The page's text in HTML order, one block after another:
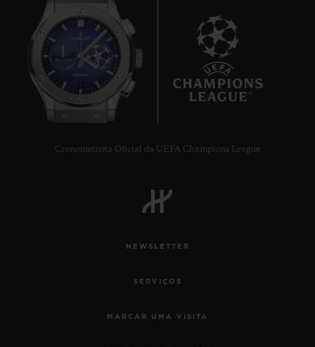
Cronometrista Oficial da UEFA Champions League
NEWSLETTER
SERVIÇOS
MARCAR UMA VISITA